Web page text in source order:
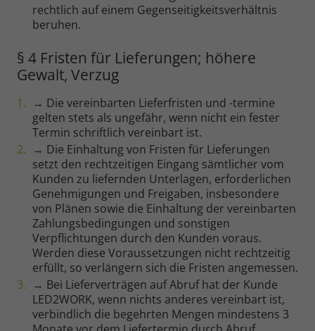
rechtlich auf einem Gegenseitigkeitsverhältnis
beruhen.
§ 4 Fristen für Lieferungen; höhere
Gewalt, Verzug
→ Die vereinbarten Lieferfristen und -termine
gelten stets als ungefähr, wenn nicht ein fester
Termin schriftlich vereinbart ist.
→ Die Einhaltung von Fristen für Lieferungen
setzt den rechtzeitigen Eingang sämtlicher vom
Kunden zu liefernden Unterlagen, erforderlichen
Genehmigungen und Freigaben, insbesondere
von Plänen sowie die Einhaltung der vereinbarten
Zahlungsbedingungen und sonstigen
Verpflichtungen durch den Kunden voraus.
Werden diese Voraussetzungen nicht rechtzeitig
erfüllt, so verlängern sich die Fristen angemessen.
→ Bei Lieferverträgen auf Abruf hat der Kunde
LED2WORK, wenn nichts anderes vereinbart ist,
verbindlich die begehrten Mengen mindestens 3